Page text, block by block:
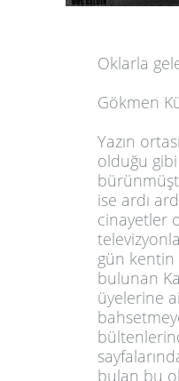
Oklarla
Gökmen
Yazın
olduğu
ise ardı
cinayetler
gün
bulunan
üyelerine
bulan bu